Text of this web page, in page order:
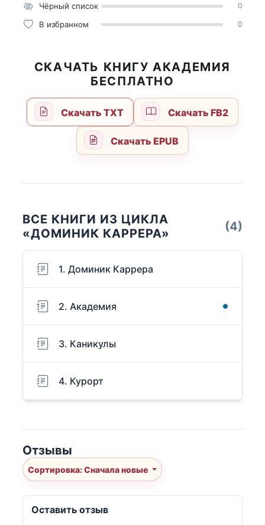
Чёрный список 0
В избранном 0
СКАЧАТЬ КНИГУ АКАДЕМИЯ
БЕСПЛАТНО
Скачать TXT Скачать FB2
Скачать EPUB
ВСЕ КНИГИ ИЗ ЦИКЛА
«ДОМИНИК КАРРЕРА»
(4)
1. Доминик Каррера
2. Академия
3. Каникулы
4. Курорт
Отзывы
Сортировка: Сначала новые
Оставить отзыв